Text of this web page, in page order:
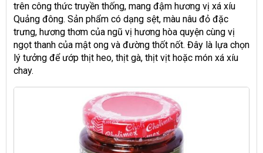
trên công thức truyền thống, mang đậm hương vị xá xíu
Quảng đông. Sản phẩm có dạng sệt, màu nâu đỏ đặc
trưng, hương thơm của ngũ vị hương hòa quyện cùng vị
ngọt thanh của mật ong và đường thốt nốt. Đây là lựa chọn
lý tưởng để ướp thịt heo, thịt gà, thịt vịt hoặc món xá xíu
chay.